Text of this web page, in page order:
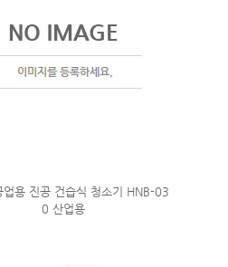
업용 진공 건습식 청소기 HNB-03
0 산업용